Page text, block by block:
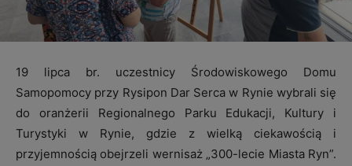
19 lipca br. uczestnicy Środowiskowego Domu
Samopomocy przy Rysipon Dar Serca w Rynie wybrali się
do oranżerii Regionalnego Parku Edukacji, Kultury i
Turystyki w Rynie, gdzie z wielką ciekawością i
przyjemnością obejrzeli wernisaż „300-lecie Miasta Ryn”.